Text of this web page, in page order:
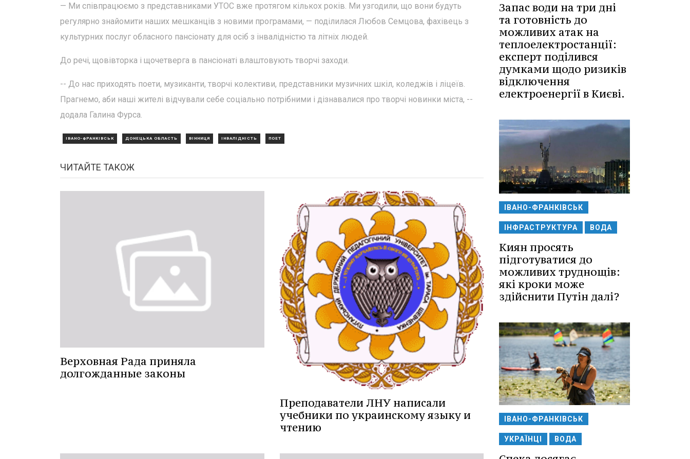
— Ми співпрацюємо з представниками УТОС вже протягом кількох років. Ми узгодили, що вони будуть
регулярно знайомити наших мешканців з новими програмами, — поділилася Любов Семцова, фахівець з
культурних послуг обласного пансіонату для осіб з інвалідністю та літніх людей.
До речі, щовівторка і щочетверга в пансіонаті влаштовують творчі заходи.
-- До нас приходять поети, музиканти, творчі колективи, представники музичних шкіл, коледжів і ліцеїв.
Прагнемо, аби наші жителі відчували себе соціально потрібними і дізнавалися про творчі новинки міста, --
додала Галина Фурса.
ІВАНО-ФРАНКІВСЬК ДОНЕЦЬКА ОБЛАСТЬ ВІННИЦЯ ІНВАЛІДНІСТЬ ПОЕТ
ЧИТАЙТЕ ТАКОЖ
Верховная Рада приняла
долгожданные законы
Преподаватели ЛНУ написали
учебники по украинскому языку и
чтению
Запас води на три дні
та готовність до
можливих атак на
теплоелектростанції:
експерт поділився
думками щодо ризиків
відключення
електроенергії в Києві.
ІВАНО-ФРАНКІВСЬК
ІНФРАСТРУКТУРА ВОДА
Киян просять
підготуватися до
можливих труднощів:
які кроки може
здійснити Путін далі?
ІВАНО-ФРАНКІВСЬК
УКРАЇНЦІ ВОДА